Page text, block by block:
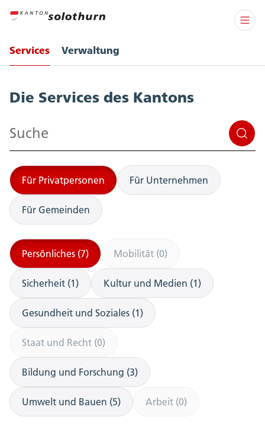
Services Verwaltung
Die Services des Kantons
Suchen
Für Privatpersonen Für Unternehmen
Für Gemeinden
Persönliches (7) Mobilität (0)
Sicherheit (1) Kultur und Medien (1)
Gesundheit und Soziales (1)
Staat und Recht (0)
Bildung und Forschung (3)
Umwelt und Bauen (5) Arbeit (0)